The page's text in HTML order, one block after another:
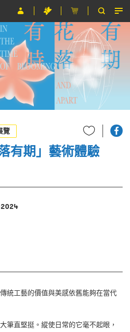
覽
有期」藝術體驗
統工藝的價值與美感依舊能夠在當代
筆直堅挺。縱使日常的它毫不起眼，